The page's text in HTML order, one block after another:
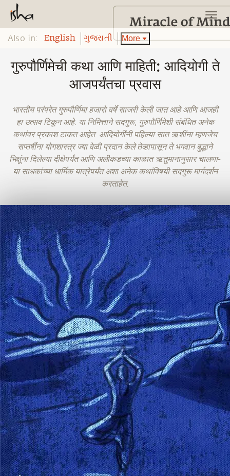
Also in: English ગુજરાતી More
गुरुपौर्णिमेची कथा आणि माहिती: आदियोगी ते
आजपर्यंतचा प्रवास
भारतीय परंपरेत गुरुपौर्णिमा हजारो वर्षे साजरी केली जात आहे आणि आजही
हा उत्सव टिकून आहे. या निमित्ताने सदगुरू, गुरुपौर्णिमेशी संबंधित अनेक
कथांवर प्रकाश टाकत आहेत. आदियोगींनी पहिल्या सात ऋशींना म्हणजेच
सप्तर्षींना योगशास्त्र ज्या वेळी प्रदान केले तेव्हापासून ते भगवान बुद्धाने
भिक्षूंना दिलेल्या दीक्षेपर्यंत आणि अलीकडच्या काळात ऋतुमानानुसार चालणा-
या साधकांच्या धार्मिक यात्रेपर्यंत अशा अनेक कथांविषयी सदगुरू मार्गदर्शन
करताहेत.